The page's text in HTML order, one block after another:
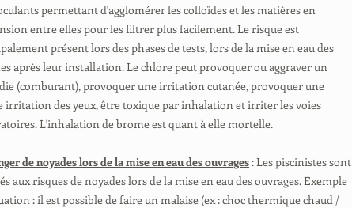
permettant d'agglomérer les colloïdes et les matières en
entre elles pour les filtrer plus facilement. Le risque est
présent lors des phases de tests, lors de la mise en eau des
après leur installation. Le chlore peut provoquer ou aggraver un
(comburant), provoquer une irritation cutanée, provoquer une
irritation des yeux, être toxique par inhalation et irriter les voies
L'inhalation de brome est quant à elle mortelle.
de noyades lors de la mise en eau des ouvrages: Les piscinistes sont
aux risques de noyades lors de la mise en eau des ouvrages. Exemple
: il est possible de faire un malaise (ex : choc thermique chaud /